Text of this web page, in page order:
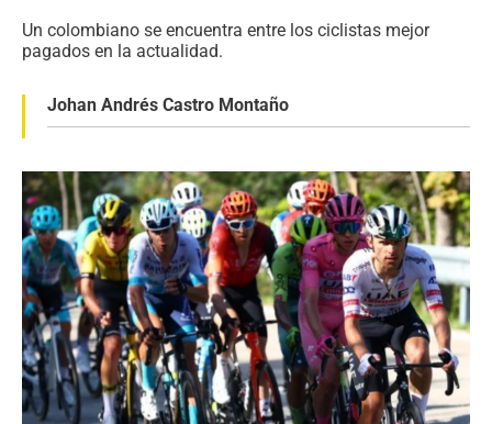
Un colombiano se encuentra entre los ciclistas mejor
pagados en la actualidad.
Johan Andrés Castro Montaño